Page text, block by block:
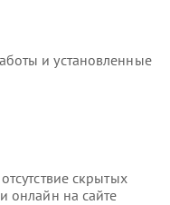
и установленные
скрытых
онлайн на сайте